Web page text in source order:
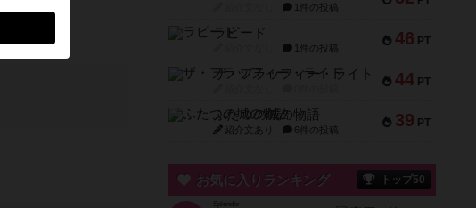
1件の投稿
46 PT
ラピード
1件の投稿
44 PT
ザ・フラッフィー・ライト
39 PT
ふたつの城の物語
紹介文あり 6件の投稿
お気に入りランキング トップ50